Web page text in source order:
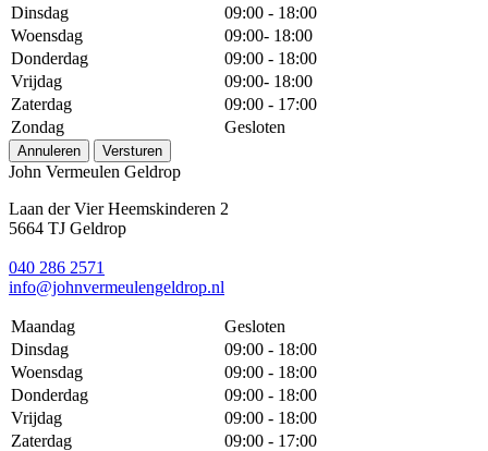
Dinsdag
09:00 - 18:00
Woensdag
09:00- 18:00
Donderdag
09:00 - 18:00
Vrijdag
09:00- 18:00
Zaterdag
09:00 - 17:00
Zondag
Gesloten
Annuleren Versturen
John Vermeulen Geldrop
Laan der Vier Heemskinderen 2
5664 TJ Geldrop
040 286 2571
info@johnvermeulengeldrop.nl
Maandag
Gesloten
Dinsdag
09:00 - 18:00
Woensdag
09:00 - 18:00
Donderdag
09:00 - 18:00
Vrijdag
09:00 - 18:00
Zaterdag
09:00 - 17:00